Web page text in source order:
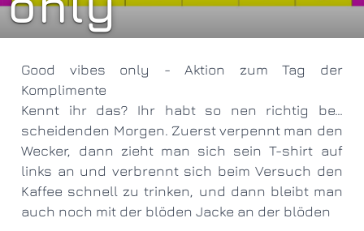
Good vibes only - Aktion zum Tag der
Komplimente
Kennt ihr das? Ihr habt so nen richtig be…
scheidenden Morgen. Zuerst verpennt man den
Wecker, dann zieht man sich sein T-shirt auf
links an und verbrennt sich beim Versuch den
Kaffee schnell zu trinken, und dann bleibt man
auch noch mit der blöden Jacke an der blöden